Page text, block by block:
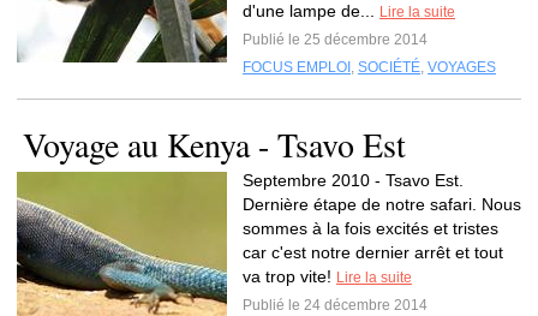
d'une lampe de...
Lire la suite
Publié le 25 décembre 2014
FOCUS EMPLOI , SOCIÉTÉ, VOYAGES
Voyage au Kenya - Tsavo Est
Septembre 2010 - Tsavo Est.
Dernière étape de notre safari. Nous
sommes à la fois excités et tristes
car c'est notre dernier arrêt et tout
va trop vite! Lire la suite
Publié le 24 décembre 2014